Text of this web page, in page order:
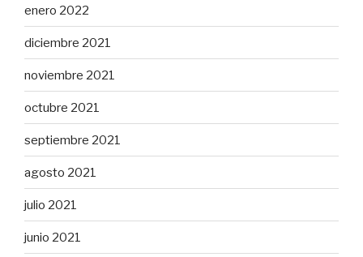
enero 2022
diciembre 2021
noviembre 2021
octubre 2021
septiembre 2021
agosto 2021
julio 2021
junio 2021